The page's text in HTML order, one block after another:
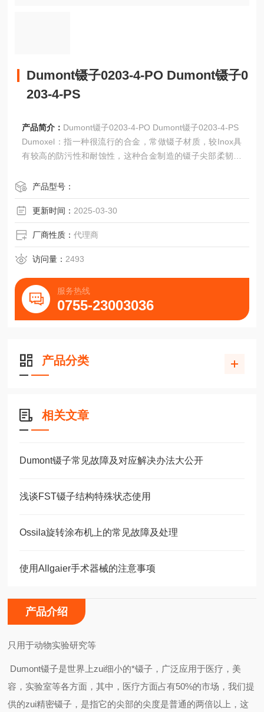
Dumont镊子0203-4-PO Dumont镊子0
203-4-PS
产品简介： Dumont镊子0203-4-PO Dumont镊子0203-4-PS
Dumoxel：指一种很流行的合金，常做镊子材质，较Inox具
有较高的防污性和耐蚀性，这种合金制造的镊子尖部柔韧，
产品型号：
更新时间： 2025-03-30
厂商性质：代理商
访问量： 2493
服务热线
0755-23003036
产品分类
相关文章
Dumont镊子常见故障及对应解决办法大公开
浅谈FST镊子结构特殊状态使用
Ossila旋转涂布机上的常见故障及处理
使用Allgaier手术器械的注意事项
产品介绍
只用于动物实验研究等
Dumont镊子是世界上zui细小的*镊子，广泛应用于医疗，美
容，实验室等各方面，其中，医疗方面占有50%的市场，我们提
供的zui精密镊子，是指它的尖部的尖度是普通的两倍以上，这